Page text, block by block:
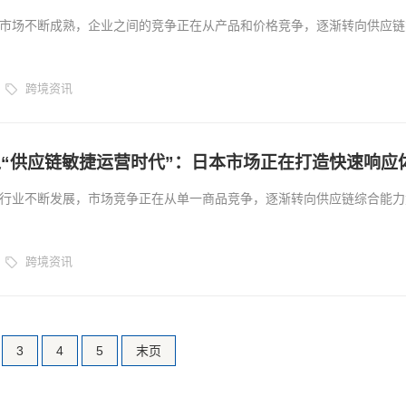
场不断成熟，企业之间的竞争正在从产品和价格竞争，逐渐转向供应
跨境资讯
供应链敏捷运营时代”：日本市场正在打造快速响应
业不断发展，市场竞争正在从单一商品竞争，逐渐转向供应链综合能
跨境资讯
3 4 5 末页